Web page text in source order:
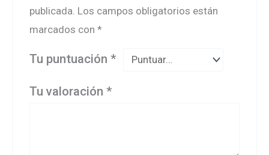
publicada. Los campos obligatorios están
marcados con*
Tu puntuación*
Tu valoración*